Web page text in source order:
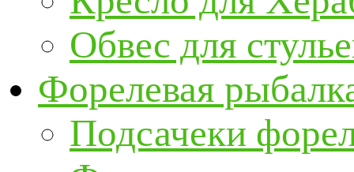
Обвес для
Форелевая
Подсачеки